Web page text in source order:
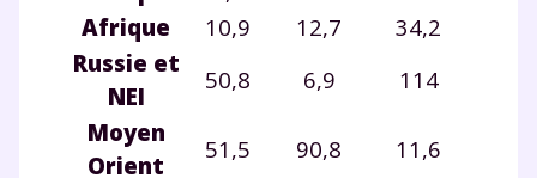
Afrique
10,9 12,7
34,2
Russie et
NEI
50,8 6,9
114
Moyen
Orient
51,5 90,8
11,6